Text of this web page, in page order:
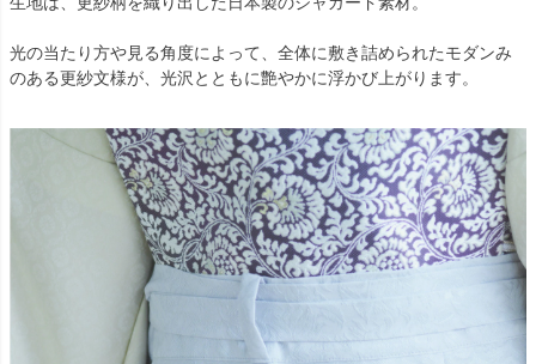
光の当たり方や見る角度によって、全体に敷き詰められたモダンみ
のある更紗文様が、光沢とともに艶やかに浮かび上がります。